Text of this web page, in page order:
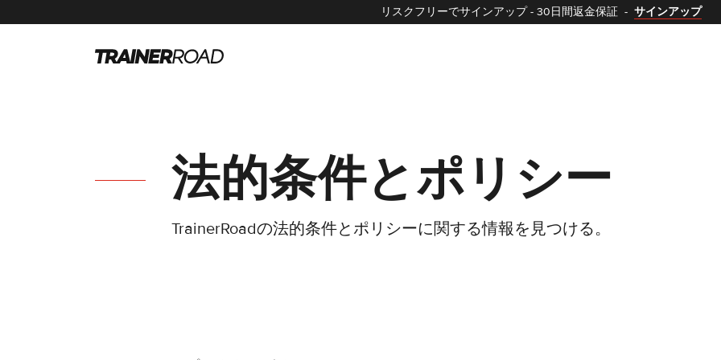
リスクフリーでサインアップ- 30日間返金保証 - サインアップ
法的条件とポリシー
TrainerRoadの法的条件とポリシーに関する情報を見つける。